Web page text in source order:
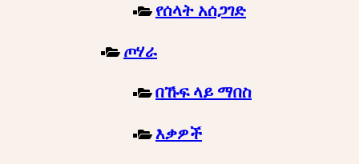
የሰላት አሰጋገድ
ጦሃራ
በኹፍ ላይ ማበስ
እቃዎች